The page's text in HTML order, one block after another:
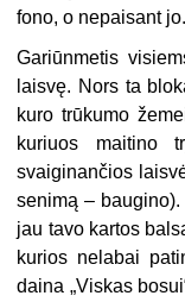
fono, o nepaisant jo.
Gariūnmetis
laisvę. Nors ta
kuro trūkumo
kuriuos maitino
svaiginančios
senimą –
jau tavo kartos
kurios nelabai
daina „Viskas